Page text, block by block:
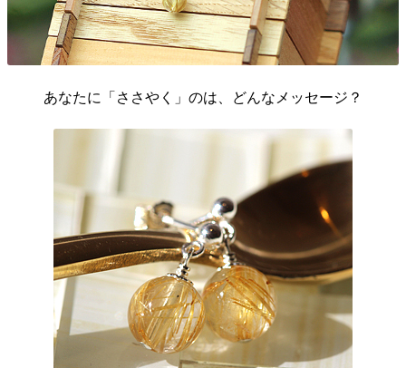
あなたに「ささやく」のは、どんなメッセージ？